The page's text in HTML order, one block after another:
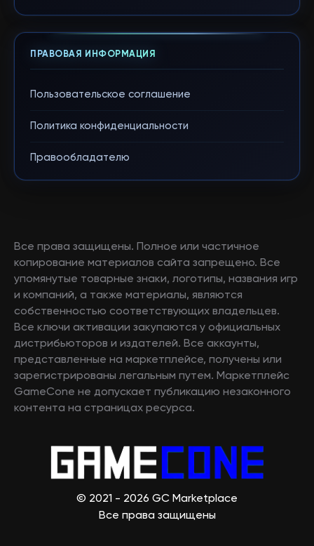
ПРАВОВАЯ ИНФОРМАЦИЯ
Пользовательское соглашение
Политика конфиденциальности
Правообладателю
Все права защищены. Полное или частичное
копирование материалов сайта запрещено. Все
упомянутые товарные знаки, логотипы, названия игр
и компаний, а также материалы, являются
собственностью соответствующих владельцев.
Все ключи активации закупаются у официальных
дистрибьюторов и издателей. Все аккаунты,
представленные на маркетплейсе, получены или
зарегистрированы легальным путем. Маркетплейс
GameCone не допускает публикацию незаконного
контента на страницах ресурса.
© 2021 - 2026 GC Marketplace
Все права защищены